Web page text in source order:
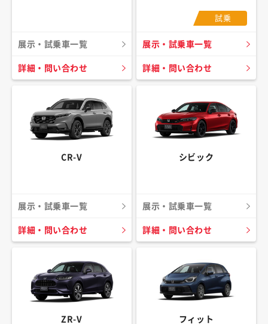
展示・試乗車一覧
詳細・問い合わせ
試乗
展示・試乗車一覧
詳細・問い合わせ
CR-V
展示・試乗車一覧
詳細・問い合わせ
シビック
展示・試乗車一覧
詳細・問い合わせ
ZR-V フィット